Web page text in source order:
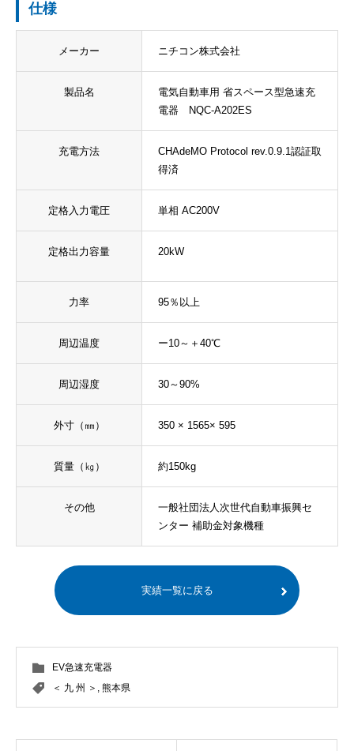
仕様
メーカー ニチコン株式会社
製品名
電気自動車用 省スペース型急速充
電器 NQC-A202ES
充電方法
CHAdeMO Protocol rev.0.9.1認証取
得済
定格入力電圧 単相 AC200V
定格出力容量 20kW
力率 95％以上
周辺温度 ー10～＋40℃
周辺湿度 30～90%
外寸（㎜） 350 × 1565× 595
質量（㎏） 約150kg
その他
一般社団法人次世代自動車振興セ
ンター 補助金対象機種
実績一覧に戻る
EV急速充電器
＜ 九 州 ＞ , 熊本県